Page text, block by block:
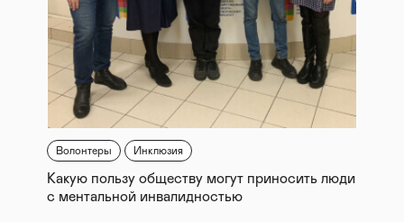
Волонтеры Инклюзия
Какую пользу обществу могут приносить люди
с ментальной инвалидностью